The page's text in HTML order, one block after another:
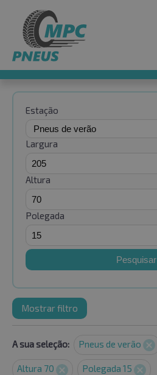
Estação
Largura
Altura
Polegada
Pesquisar
Mostrar filtro
A sua seleção: Pneus de verão
Altura 70 Polegada 15